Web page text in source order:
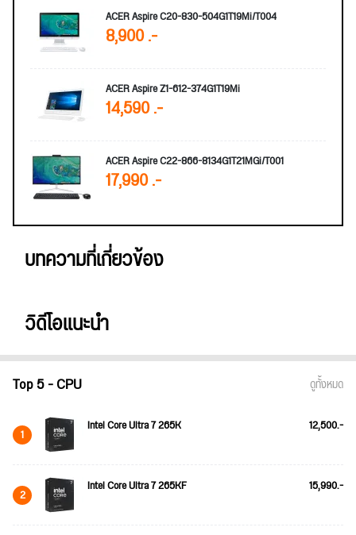
ACER Aspire C20-830-504G1T19Mi/T004
8,900 .-
ACER Aspire Z1-612-374G1T19Mi
14,590 .-
ACER Aspire C22-866-8134G1T21MGi/T001
17,990 .-
บทความที่เกี่ยวข้อง
วิดีโอแนะนำ
Top 5 - CPU ดูทั้งหมด
1 Intel Core Ultra 7 265K 12,500.-
2 Intel Core Ultra 7 265KF 15,990.-